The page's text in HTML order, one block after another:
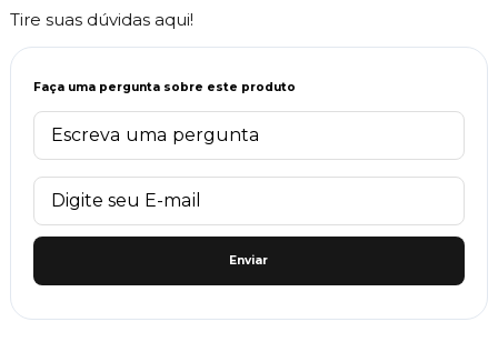
Tire suas dúvidas aqui!
Faça uma pergunta sobre este produto
Enviar